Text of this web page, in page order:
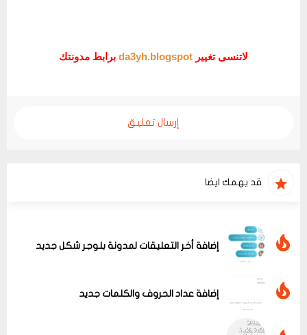
لاتنسى تغيير da3yh.blogspot برابط مدونتك
إرسال تعليق
قد يهمك ايضا
إضافة أخر التعليقات لمدونة بلوجر شكل جديد
إضافة عداد الحروف والكلمات جديد